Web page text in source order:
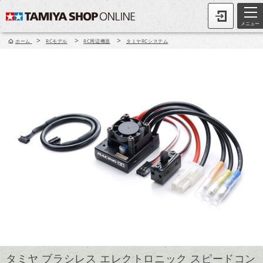
メニュー
ホーム > RCモデル > RC周辺機器 > タミヤRCシステム
タミヤ ブラシレス エレクトロニック スピードコン